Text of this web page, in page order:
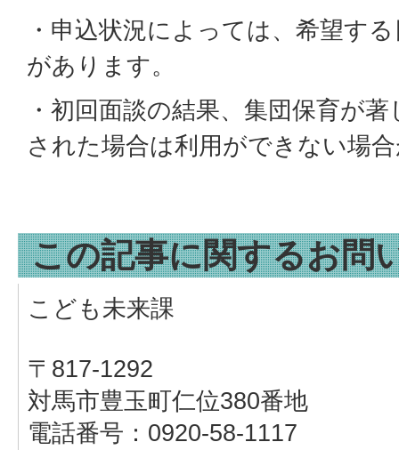
・申込状況によっては、希望す
があります。
・初回面談の結果、集団保育が
された場合は利用ができない場
この記事に関するお問
こども未来課
〒817-1292
対馬市豊玉町仁位380番地
電話番号：0920-58-1117